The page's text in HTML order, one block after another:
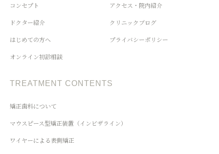
コンセプト
ドクター紹介
はじめての方へ
オンライン初診相談
アクセス・院内紹介
クリニックブログ
プライバシーポリシー
TREATMENT CONTENTS
矯正歯科について
マウスピース型矯正装置（インビザライン）
ワイヤーによる表側矯正